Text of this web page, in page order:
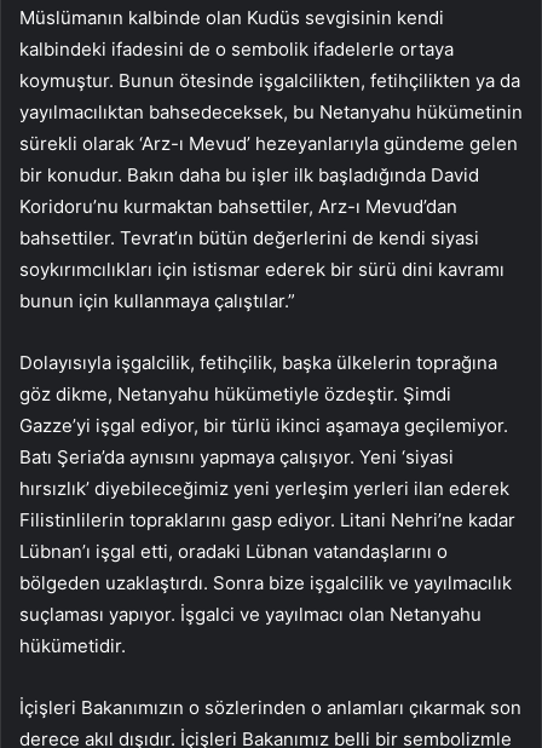
Müslümanın kalbinde olan Kudüs sevgisinin kendi
kalbindeki ifadesini de o sembolik ifadelerle ortaya
koymuştur. Bunun ötesinde işgalcilikten, fetihçilikten ya da
yayılmacılıktan bahsedeceksek, bu Netanyahu hükümetinin
sürekli olarak ‘Arz-ı Mevud’ hezeyanlarıyla gündeme gelen
bir konudur. Bakın daha bu işler ilk başladığında David
Koridoru’nu kurmaktan bahsettiler, Arz-ı Mevud’dan
bahsettiler. Tevrat’ın bütün değerlerini de kendi siyasi
soykırımcılıkları için istismar ederek bir sürü dini kavramı
bunun için kullanmaya çalıştılar.”
Dolayısıyla işgalcilik, fetihçilik, başka ülkelerin toprağına
göz dikme, Netanyahu hükümetiyle özdeştir. Şimdi
Gazze’yi işgal ediyor, bir türlü ikinci aşamaya geçilemiyor.
Batı Şeria’da aynısını yapmaya çalışıyor. Yeni ‘siyasi
hırsızlık’ diyebileceğimiz yeni yerleşim yerleri ilan ederek
Filistinlilerin topraklarını gasp ediyor. Litani Nehri’ne kadar
Lübnan’ı işgal etti, oradaki Lübnan vatandaşlarını o
bölgeden uzaklaştırdı. Sonra bize işgalcilik ve yayılmacılık
suçlaması yapıyor. İşgalci ve yayılmacı olan Netanyahu
hükümetidir.
İçişleri Bakanımızın o sözlerinden o anlamları çıkarmak son
derece akıl dışıdır. İçişleri Bakanımız belli bir sembolizmle